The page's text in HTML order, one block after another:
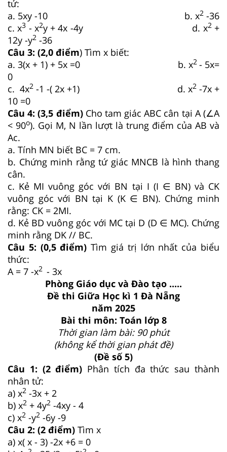
tử:
a. 5xy -10 b. x2 -36
c. x3 - x2y + 4x -4y d. x2+
12y -y2 -36
Câu 3: (2,0 điểm) Tìm x biết:
a. 3(x + 1) + 5x =0 b. x2 - 5x=
0
c. 4x2 -1 -( 2x +1) d. x2-7x +
10 =0
Câu 4: (3,5 điểm)Cho tam giác ABC cân tại A (∠A
< 90o). Gọi M, N lần lượt là trung điểm của AB và
Ac.
a. Tính MN biết BC = 7 cm.
b. Chứng minh rằng tứ giác MNCB là hình thang
cân.
c. Kẻ MI vuông góc với BN tại I (I ∈ BN) và CK
vuông góc với BN tại K (K ∈ BN). Chứng minh
rằng: CK = 2MI.
d. Kẻ BD vuông góc với MC tại D (D ∈ MC). Chứng
minh rằng DK // BC.
Câu 5: (0,5 điểm) Tìm giá trị lớn nhất của biểu
thức:
A = 7 -x2 - 3x
Phòng Giáo dục và Đào tạo .....
Đề thi Giữa Học kì 1 Đà Nẵng
năm 2025
Bài thi môn: Toán lớp 8
Thời gian làm bài: 90 phút
(không kể thời gian phát đề)
(Đề số 5)
Câu 1: (2 điểm) Phân tích đa thức sau thành
nhân tử:
a) x2 -3x + 2
b) x2 + 4y2 -4xy - 4
c) x2 -y2 -6y -9
Câu 2: (2 điểm) Tìm x
a) x( x - 3) -2x +6 = 0